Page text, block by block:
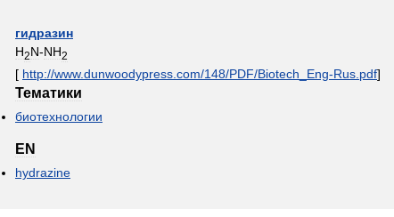
гидразин
H2N-NH2
[ http://www.dunwoodypress com/148/PDF/Biotech Eng-Rus pdf]
Тематики
биотехнологии
EN
hydrazine